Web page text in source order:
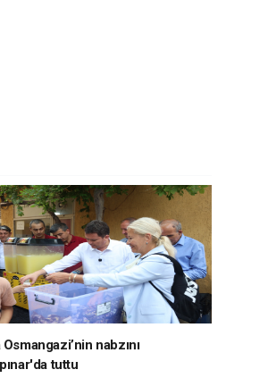
nabzını
tuttu